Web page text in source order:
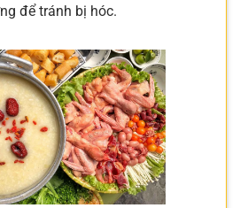
để tránh bị hóc.